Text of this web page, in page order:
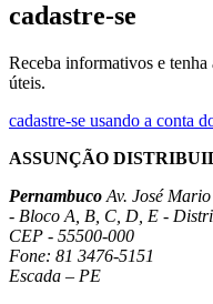
cadastre-se
Receba informativos e tenha
úteis.
cadastre-se usando a conta
ASSUNÇÃO
Pernambuco Av. José
- Bloco A, B, C, D, E -
CEP - 55500-000
Fone: 81 3476-5151
Escada – PE